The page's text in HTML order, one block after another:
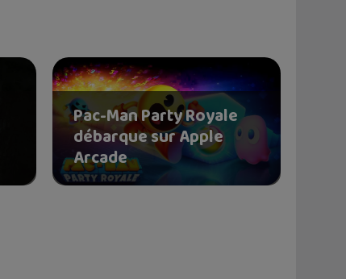
Pac-Man Party Royale
débarque sur Apple
Arcade